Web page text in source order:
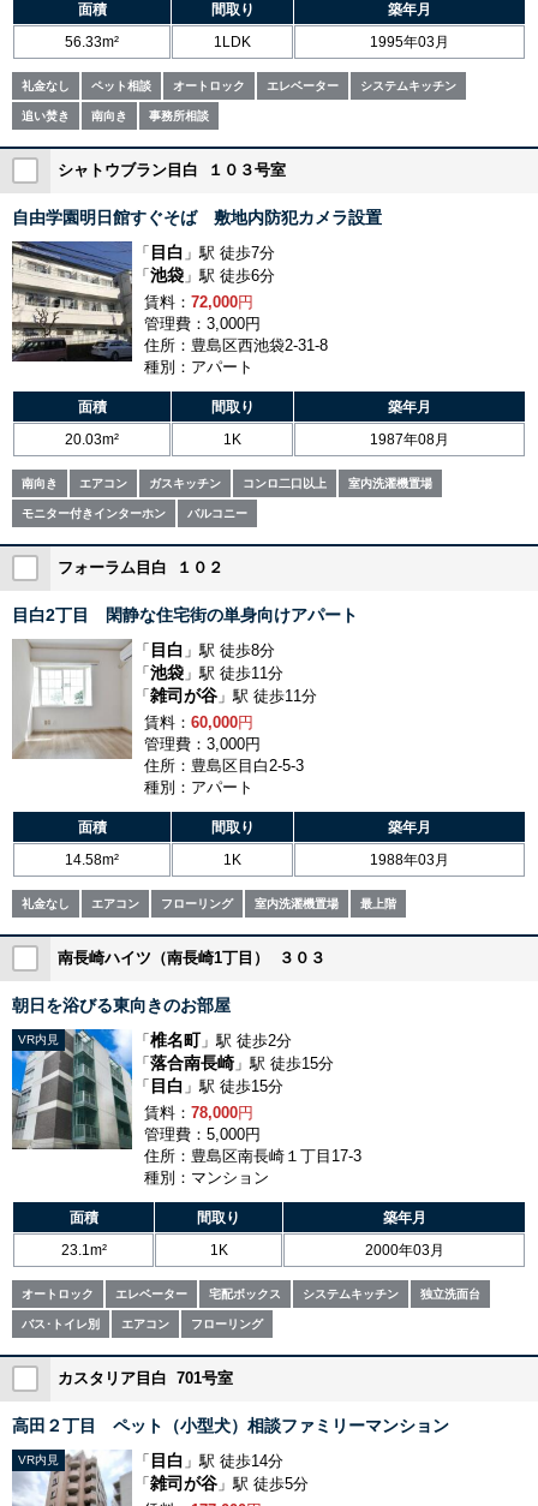
面積 間取り
築年月
56.33m²
1LDK 1995年03月
礼金なし ペット相談 オートロック エレベーター システムキッチン
追い焚き 南向き 事務所相談
シャトウブラン目白 １０３号室
自由学園明日館すぐそば 敷地内防犯カメラ設置
「 目白 」駅 徒歩7分
「 池袋 」駅 徒歩6分
賃料： 72,000円
管理費：3,000円
住所：豊島区西池袋2-31-8
種別：アパート
面積 間取り
築年月
20.03m²
1K 1987年08月
南向き エアコン ガスキッチン コンロ二口以上 室内洗濯機置場
モニター付きインターホン バルコニー
フォーラム目白 １０２
目白2丁目 閑静な住宅街の単身向けアパート
「 目白 」駅 徒歩8分
「 池袋 」駅 徒歩11分
「 雑司が谷 」駅 徒歩11分
賃料： 60,000円
管理費：3,000円
住所：豊島区目白2-5-3
種別：アパート
面積 間取り
築年月
14.58m²
1K 1988年03月
礼金なし エアコン フローリング 室内洗濯機置場 最上階
南長崎ハイツ（南長崎1丁目） ３０３
朝日を浴びる東向きのお部屋
VR内見 「 椎名町 」駅 徒歩2分
「 落合南長崎 」駅 徒歩15分
「 目白 」駅 徒歩15分
賃料： 78,000円
管理費：5,000円
住所：豊島区南長崎１丁目17-3
種別：マンション
面積 間取り
築年月
23.1m²
1K 2000年03月
オートロック エレベーター 宅配ボックス システムキッチン 独立洗面台
バス･トイレ別 エアコン フローリング
カスタリア目白 701号室
高田２丁目 ペット（小型犬）相談ファミリーマンション
VR内見 「 目白 」駅 徒歩14分
「 雑司が谷 」駅 徒歩5分